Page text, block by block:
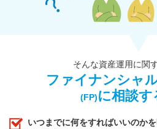
そんな資産運用に関
ファイナンシャ
(FP)に相談
いつまでに何をすればいいのか